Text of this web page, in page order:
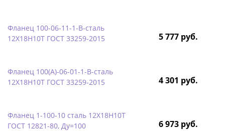
Фланец 100-06-11-1-B-сталь
12Х18Н10Т ГОСТ 33259-2015
5 777 руб.
Фланец 100(А)-06-01-1-B-сталь
12Х18Н10Т ГОСТ 33259-2015
4 301 руб.
Фланец 1-100-10 сталь 12Х18Н10Т
ГОСТ 12821-80, Ду=100
6 973 руб.